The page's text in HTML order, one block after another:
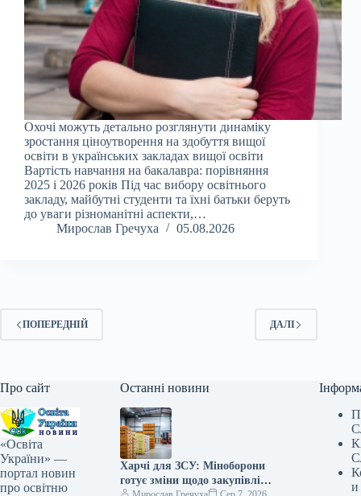
Охочі можуть детально розглянути динаміку
зростання ціноутворення на здобуття вищої
освіти в українських закладах вищої освіти
Вартість навчання на бакалавра: порівняння
2025 і 2026 років Під час вибору освітнього
закладу, майбутні студенти та їхні батьки беруть
до уваги різноманітні аспекти,…
Мирослав Гречуха
05.08.2026
ПОПЕРЕДНІЙ ДАЛІ
Про сайт
«Освіта
України» —
портал новин
про освітню
Останні новини
Харчі для ЗСУ: Міноборони
готує зміни щодо закупівлі
и